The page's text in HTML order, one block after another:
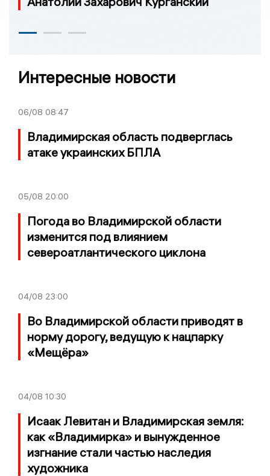
Интересные новости
06/08 08:47
Владимирская область подверглась
атаке украинских БПЛА
05/08 20:00
Погода во Владимирской области
изменится под влиянием
североатлантического циклона
04/08 23:00
Во Владимирской области приводят в
норму дорогу, ведущую к нацпарку
«Мещёра»
04/08 10:30
Исаак Левитан и Владимирская земля:
как «Владимирка» и вынужденное
изгнание стали частью наследия
художника